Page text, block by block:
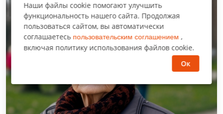
Оцените рассказ
Наши файлы cookie помогают улучшить
функциональность нашего сайта. Продолжая
пользоваться сайтом, вы автоматически
соглашаетесь пользовательским соглашением ,
включая политику использования файлов cookie.
Ок